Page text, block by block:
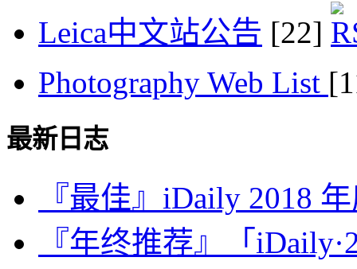
Leica中文站公告 [22]
Photography Web List
最新日志
『最佳』iDaily 2018
『年终推荐』「